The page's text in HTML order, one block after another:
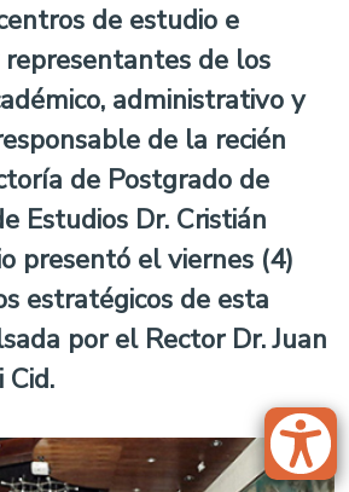
de estudio e
de los
administrativo y
de la recién
de Postgrado de
Estudios Dr. Cristián
presentó el viernes (4)
estratégicos de esta
por el Rector Dr. Juan
Cid.